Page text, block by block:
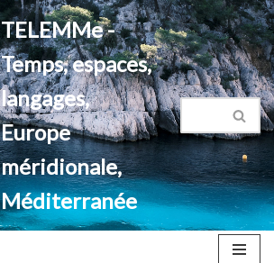
TELEMMe -
Temps, espaces,
langages,
Europe
méridionale,
Méditerranée